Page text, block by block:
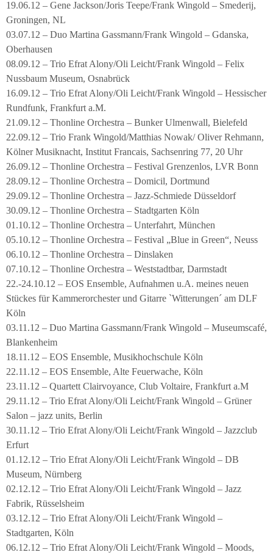
19.06.12 – Gene Jackson/Joris Teepe/Frank Wingold – Smederij,
Groningen, NL
03.07.12 – Duo Martina Gassmann/Frank Wingold – Gdanska,
Oberhausen
08.09.12 – Trio Efrat Alony/Oli Leicht/Frank Wingold – Felix
Nussbaum Museum, Osnabrück
16.09.12 – Trio Efrat Alony/Oli Leicht/Frank Wingold – Hessischer
Rundfunk, Frankfurt a.M.
21.09.12 – Thonline Orchestra – Bunker Ulmenwall, Bielefeld
22.09.12 – Trio Frank Wingold/Matthias Nowak/ Oliver Rehmann,
Kölner Musiknacht, Institut Francais, Sachsenring 77, 20 Uhr
26.09.12 – Thonline Orchestra – Festival Grenzenlos, LVR Bonn
28.09.12 – Thonline Orchestra – Domicil, Dortmund
29.09.12 – Thonline Orchestra – Jazz-Schmiede Düsseldorf
30.09.12 – Thonline Orchestra – Stadtgarten Köln
01.10.12 – Thonline Orchestra – Unterfahrt, München
05.10.12 – Thonline Orchestra – Festival „Blue in Green“, Neuss
06.10.12 – Thonline Orchestra – Dinslaken
07.10.12 – Thonline Orchestra – Weststadtbar, Darmstadt
22.-24.10.12 – EOS Ensemble, Aufnahmen u.A. meines neuen
Stückes für Kammerorchester und Gitarre `Witterungen´ am DLF
Köln
03.11.12 – Duo Martina Gassmann/Frank Wingold – Museumscafé,
Blankenheim
18.11.12 – EOS Ensemble, Musikhochschule Köln
22.11.12 – EOS Ensemble, Alte Feuerwache, Köln
23.11.12 – Quartett Clairvoyance, Club Voltaire, Frankfurt a.M
29.11.12 – Trio Efrat Alony/Oli Leicht/Frank Wingold – Grüner
Salon – jazz units, Berlin
30.11.12 – Trio Efrat Alony/Oli Leicht/Frank Wingold – Jazzclub
Erfurt
01.12.12 – Trio Efrat Alony/Oli Leicht/Frank Wingold – DB
Museum, Nürnberg
02.12.12 – Trio Efrat Alony/Oli Leicht/Frank Wingold – Jazz
Fabrik, Rüsselsheim
03.12.12 – Trio Efrat Alony/Oli Leicht/Frank Wingold –
Stadtgarten, Köln
06.12.12 – Trio Efrat Alony/Oli Leicht/Frank Wingold – Moods,